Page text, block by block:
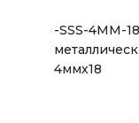
-SSS-4ММ-
4ммх18